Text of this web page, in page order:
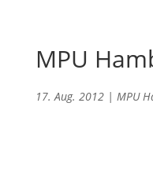
MPU
17. Aug. 2012| MPU